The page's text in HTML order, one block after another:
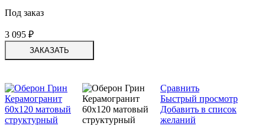
Под заказ
3 095 ₽
ЗАКАЗАТЬ
Сравнить
Быстрый просмотр
Добавить в список
желаний